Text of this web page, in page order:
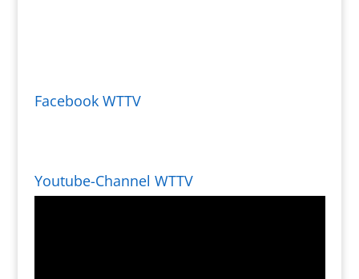
Facebook WTTV
Youtube-Channel WTTV